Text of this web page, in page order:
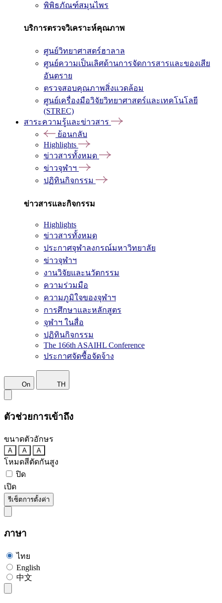
พิพิธภัณฑ์สมุนไพร
บริการตรวจวิเคราะห์คุณภาพ
ศูนย์วิทยาศาสตร์ฮาลาล
ศูนย์ความเป็นเลิศด้านการจัดการสารและของเสีย
อันตราย
ตรวจสอบคุณภาพสิ่งแวดล้อม
ศูนย์เครื่องมือวิจัยวิทยาศาสตร์และเทคโนโลยี
(STREC)
สาระความรู้และข่าวสาร
ย้อนกลับ
Highlights
ข่าวสารทั้งหมด
ข่าวจุฬาฯ
ปฏิทินกิจกรรม
ข่าวสารและกิจกรรม
Highlights
ข่าวสารทั้งหมด
ประกาศจุฬาลงกรณ์มหาวิทยาลัย
ข่าวจุฬาฯ
งานวิจัยและนวัตกรรม
ความร่วมมือ
ความภูมิใจของจุฬาฯ
การศึกษาและหลักสูตร
จุฬาฯ ในสื่อ
ปฏิทินกิจกรรม
The 166th ASAIHL Conference
ประกาศจัดซื้อจัดจ้าง
On TH
ตัวช่วยการเข้าถึง
ขนาดตัวอักษร
A A A
โหมดสีตัดกันสูง
ปิด
เปิด
รีเซ็ตการตั้งค่า
ภาษา
ไทย
English
中文